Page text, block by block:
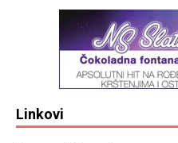
Linkovi